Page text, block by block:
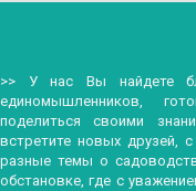
>> У нас Вы найдете
единомышленников,
поделиться своими
встретите новых друзей,
разные темы о
обстановке, где с